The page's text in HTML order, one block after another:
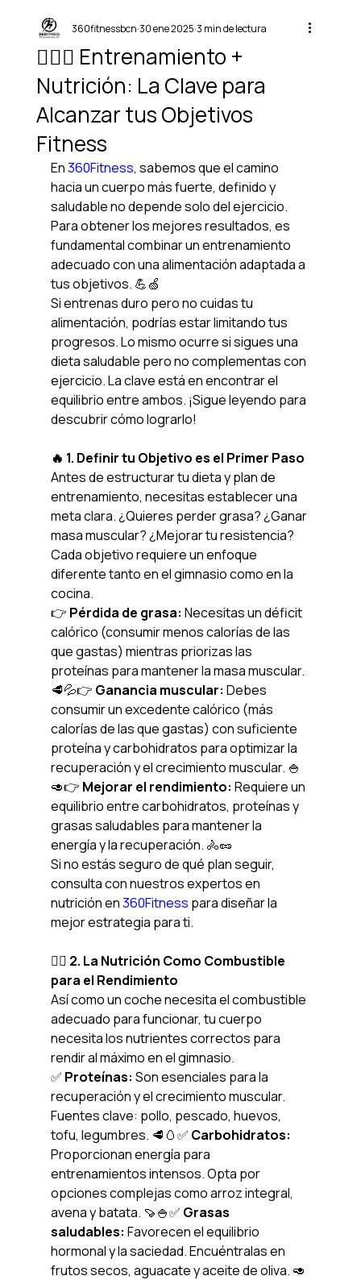
🏋️‍♂️🥗 Entrenamiento +
Nutrición: La Clave para
Alcanzar tus Objetivos
Fitness
360fitnessbcn 30 ene 2025 3 min de lectura
En 360Fitness, sabemos que el camino
hacia un cuerpo más fuerte, definido y
saludable no depende solo del ejercicio.
Para obtener los mejores resultados, es
fundamental combinar un entrenamiento
adecuado con una alimentación adaptada a
tus objetivos. 💪🍏
Si entrenas duro pero no cuidas tu
alimentación, podrías estar limitando tus
progresos. Lo mismo ocurre si sigues una
dieta saludable pero no complementas con
ejercicio. La clave está en encontrar el
equilibrio entre ambos. ¡Sigue leyendo para
descubrir cómo lograrlo!
🔥 1. Definir tu Objetivo es el Primer Paso
Antes de estructurar tu dieta y plan de
entrenamiento, necesitas establecer una
meta clara. ¿Quieres perder grasa? ¿Ganar
masa muscular? ¿Mejorar tu resistencia?
Cada objetivo requiere un enfoque
diferente tanto en el gimnasio como en la
cocina.
👉 Pérdida de grasa: Necesitas un déficit
calórico (consumir menos calorías de las
que gastas) mientras priorizas las
proteínas para mantener la masa muscular.
🥩💦👉 Ganancia muscular: Debes
consumir un excedente calórico (más
calorías de las que gastas) con suficiente
proteína y carbohidratos para optimizar la
recuperación y el crecimiento muscular. 🍚
🥑👉 Mejorar el rendimiento: Requiere un
equilibrio entre carbohidratos, proteínas y
grasas saludables para mantener la
energía y la recuperación. 🚴🥜
Si no estás seguro de qué plan seguir,
consulta con nuestros expertos en
nutrición en 360Fitness para diseñar la
mejor estrategia para ti.
🏋️‍♀️ 2. La Nutrición Como Combustible
para el Rendimiento
Así como un coche necesita el combustible
adecuado para funcionar, tu cuerpo
necesita los nutrientes correctos para
rendir al máximo en el gimnasio.
✅ Proteínas: Son esenciales para la
recuperación y el crecimiento muscular.
Fuentes clave: pollo, pescado, huevos,
tofu, legumbres. 🥩🥚✅ Carbohidratos:
Proporcionan energía para
entrenamientos intensos. Opta por
opciones complejas como arroz integral,
avena y batata. 🍠🍚✅ Grasas
saludables: Favorecen el equilibrio
hormonal y la saciedad. Encuéntralas en
frutos secos, aguacate y aceite de oliva. 🥑